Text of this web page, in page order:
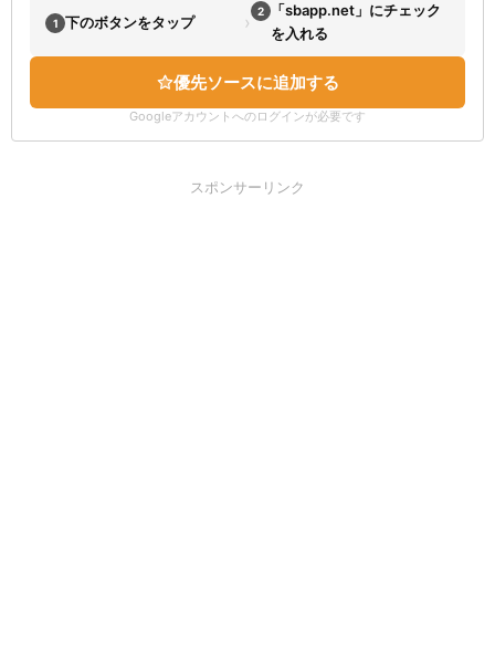
1 下のボタンをタップ › 2
「sbapp.net」にチェック
を入れる
優先ソースに追加する
Googleアカウントへのログインが必要です
スポンサーリンク